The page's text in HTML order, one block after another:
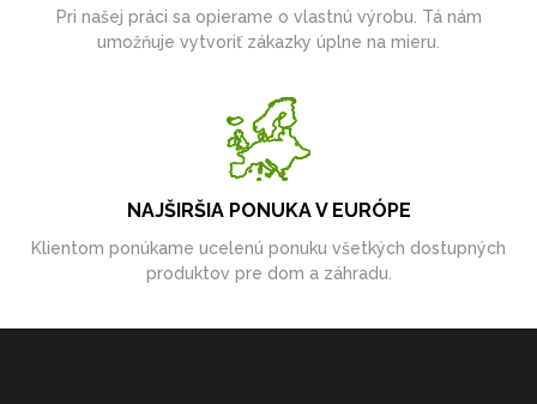
Pri našej práci sa opierame o vlastnú výrobu. Tá nám
umožňuje vytvoriť zákazky úplne na mieru.
NAJŠIRŠIA PONUKA V EURÓPE
Klientom ponúkame ucelenú ponuku všetkých dostupných
produktov pre dom a záhradu.